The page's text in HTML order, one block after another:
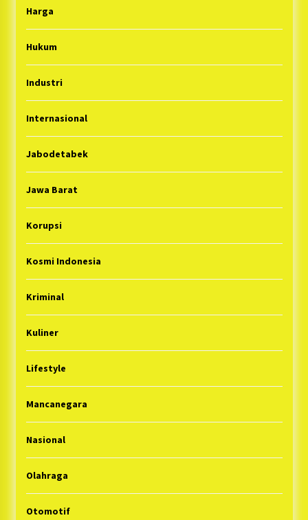
Harga
Hukum
Industri
Internasional
Jabodetabek
Jawa Barat
Korupsi
Kosmi Indonesia
Kriminal
Kuliner
Lifestyle
Mancanegara
Nasional
Olahraga
Otomotif